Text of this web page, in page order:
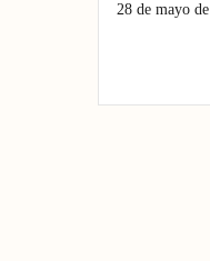
28 de mayo